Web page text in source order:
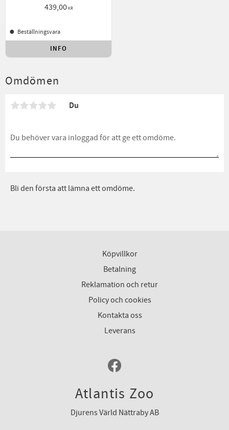
Omdömen
Du
Bli den första att lämna ett omdöme.
439,00KR
Beställningsvara
INFO
Köpvillkor
Betalning
Reklamation och retur
Policy och cookies
Kontakta oss
Leverans
Atlantis Zoo
Djurens Värld Nättraby AB